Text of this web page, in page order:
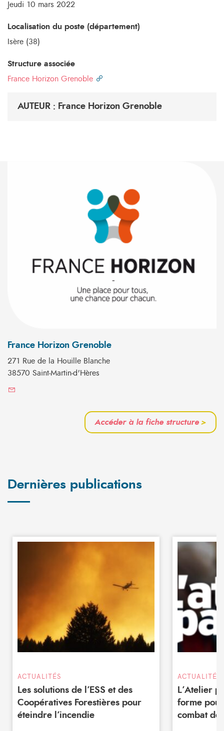
Jeudi 10 mars 2022
Localisation du poste (département)
Isère (38)
Structure associée
France Horizon Grenoble
AUTEUR : France Horizon Grenoble
France Horizon Grenoble
271 Rue de la Houille Blanche
38570 Saint-Martin-d'Hères
Accéder à la fiche structure>
Dernières publications
ACTUALITÉS
Les solutions de l’ESS et des
Coopératives Forestières pour
éteindre l’incendie
ACTUALITÉS
L’Atelier
forme
combat de